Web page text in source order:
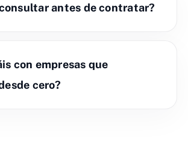
antes de contratar?
con empresas que
cero?